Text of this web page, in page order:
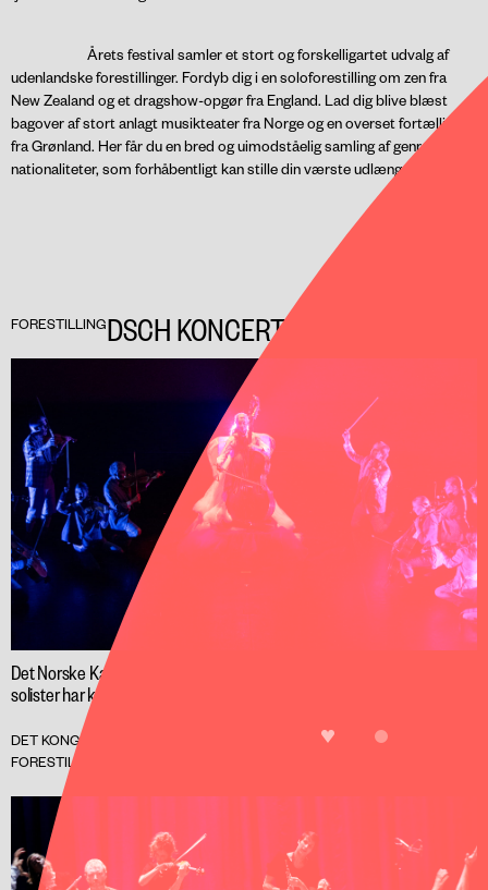
Årets festival samler et stort og forskelligartet udvalg af
udenlandske forestillinger. Fordyb dig i en soloforestilling om zen fra
New Zealand og et dragshow-opgør fra England. Lad dig blive blæst
bagover af stort anlagt musikteater fra Norge og en overset fortælling
fra Grønland. Her får du en bred og uimodståelig samling af genrer og
nationaliteter, som forhåbentligt kan stille din værste udlængsel.
FORESTILLINGDSCH KONCERTTEATER
Det Norske Kammerorkesters 18 nordiske
solister har kastet sig ud i en poetisk, rørende,
komisk og rasende dans med Sjostakovitj.
DET KONGELIGE TEATER, GAMLE SCENE
FORESTILLING